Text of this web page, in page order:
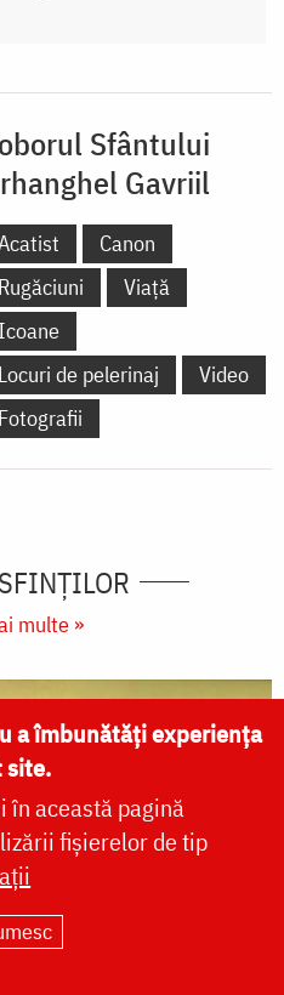
Sfântului
Gavriil
Canon
Rugăciuni
Viață
Icoane
Locuri de pelerinaj
Video
Fotografii
multe »
a îmbunătăți experiența
site.
în această pagină
fișierelor de tip